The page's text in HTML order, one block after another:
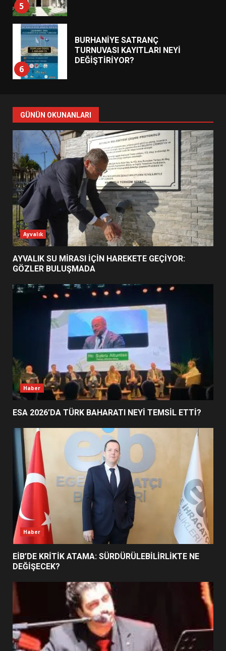
5
6
BURHANİYE SATRANÇ
TURNUVASI KAYITLARI NEYİ
DEĞİŞTİRİYOR?
7
YENİ YÖNETİM NASIL
ŞEKİLLENDİ?
1
AYVALIK SU MİRASI İÇİN
HAREKETE GEÇİYOR: GÖZLER
BULUŞMADA
2
ESA 2026’DA TÜRK BAHARATI
NEYİ TEMSİL ETTİ?
EİB’DE KRİTİK ATAMA:
SÜRDÜRÜLEBİLİRLİKTE NE
DEĞİŞECEK?
4
EDREMİT’İN GURURU TÜRKİYE
FİNALİNDE NE BAŞARDI?
5
UZATILDI: NE DEĞİŞTİ?
6
BURHANİYE SATRANÇ
TURNUVASI KAYITLARI NEYİ
DEĞİŞTİRİYOR?
BURHANİYE BELEDİYESPOR’DA
YENİ YÖNETİM NASIL
GÜNÜN OKUNANLARI
Ayvalık
AYVALIK SU MİRASI İÇİN HAREKETE GEÇİYOR:
GÖZLER BULUŞMADA
Haber
ESA 2026’DA TÜRK BAHARATI NEYİ TEMSİL ETTİ?
Haber
EİB’DE KRİTİK ATAMA: SÜRDÜRÜLEBİLİRLİKTE NE
DEĞİŞECEK?